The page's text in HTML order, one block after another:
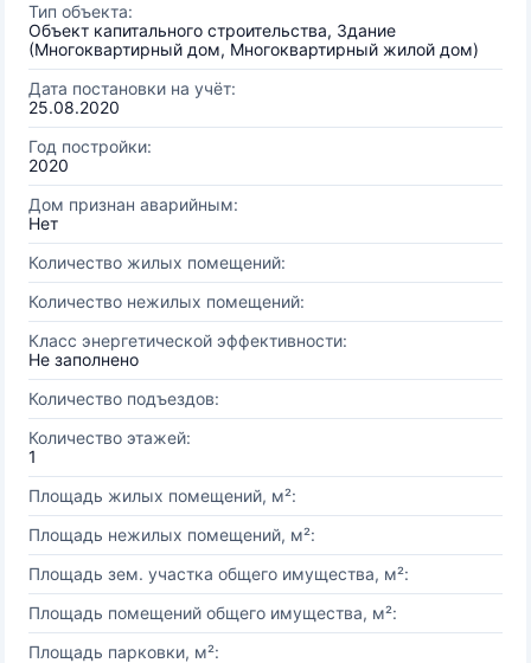
Тип объекта:
Объект капитального строительства, Здание
(Многоквартирный дом, Многоквартирный жилой дом)
Дата постановки на учёт:
25.08.2020
Год постройки:
2020
Дом признан аварийным:
Нет
Количество жилых помещений:
Количество нежилых помещений:
Класс энергетической эффективности:
Не заполнено
Количество подъездов:
Количество этажей:
1
Площадь жилых помещений, м²:
Площадь нежилых помещений, м²:
Площадь зем. участка общего имущества, м²:
Площадь помещений общего имущества, м²:
Площадь парковки, м²: